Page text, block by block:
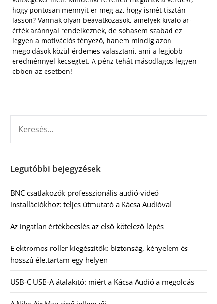
hogy pontosan mennyit ér meg az, hogy ismét tisztán
lásson? Vannak olyan beavatkozások, amelyek kiváló ár-
érték aránnyal rendelkeznek, de sohasem szabad ez
legyen a motivációs tényező, hanem mindig azon
megoldások közül érdemes választani, ami a legjobb
eredménnyel kecsegtet. A pénz tehát másodlagos legyen
ebben az esetben!
Legutóbbi bejegyzések
BNC csatlakozók professzionális audió-videó
installációkhoz: teljes útmutató a Kácsa Audióval
Az ingatlan értékbecslés az első kötelező lépés
Elektromos roller kiegészítők: biztonság, kényelem és
hosszú élettartam egy helyen
USB-C USB-A átalakító: miért a Kácsa Audió a megoldás